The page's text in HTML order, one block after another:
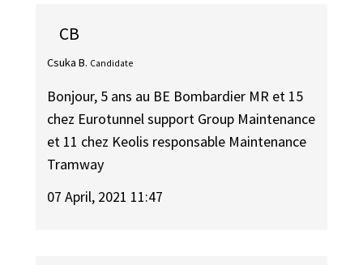
CB
Csuka B. Candidate
Bonjour, 5 ans au BE Bombardier MR et 15
chez Eurotunnel support Group Maintenance
et 11 chez Keolis responsable Maintenance
Tramway
07 April, 2021 11:47